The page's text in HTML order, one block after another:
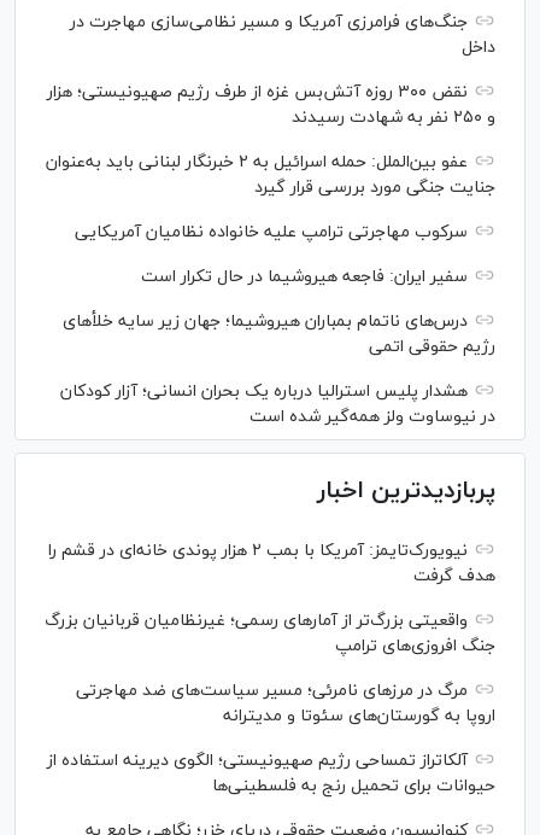
جنگ‌های فرامرزی آمریکا و مسیر نظامی‌سازی مهاجرت در
داخل
نقض ۳۰۰ روزه آتش‌بس غزه از طرف رژیم صهیونیستی؛ هزار
و ۲۵۰ نفر به شهادت رسیدند
عفو بین‌الملل: حمله اسرائیل به ۲ خبرنگار لبنانی باید به‌عنوان
جنایت جنگی مورد بررسی قرار گیرد
سرکوب مهاجرتی ترامپ علیه خانواده نظامیان آمریکایی
سفیر ایران: فاجعه هیروشیما در حال تکرار است
درس‌های ناتمام بمباران هیروشیما؛ جهان زیر سایه خلأ‌های
رژیم حقوقی اتمی
هشدار پلیس استرالیا درباره یک بحران انسانی؛ آزار کودکان
در نیوساوت ولز همه‌گیر شده است
پربازدیدترین اخبار
نیویورک‌تایمز: آمریکا با بمب ۲ هزار پوندی خانه‌ای در قشم را
هدف گرفت
واقعیتی بزرگ‌تر از آمار‌های رسمی؛ غیرنظامیان قربانیان بزرگ
جنگ افروزی‌های ترامپ
مرگ در مرز‌های نامرئی؛ مسیر سیاست‌های ضد مهاجرتی
اروپا به گورستان‌های سئوتا و مدیترانه
آلکاتراز تمساحی رژیم صهیونیستی؛ الگوی دیرینه استفاده از
حیوانات برای تحمیل رنج به فلسطینی‌ها
کنوانسیون وضعیت حقوقی دریای خزر؛ نگاهی جامع به